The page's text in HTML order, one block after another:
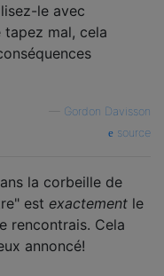
le avec
tapez mal, cela
Gordon Davisson
source
la corbeille de
est exactement le
rencontrais. Cela
annoncé!